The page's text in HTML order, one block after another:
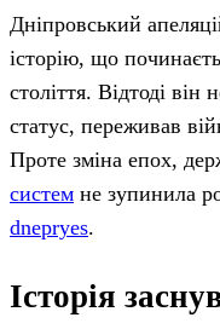
Дніпровський
історію, що
століття. Відтоді він
статус, переживав
Проте зміна епох,
систем не зупинила
dnepryes.
Історія